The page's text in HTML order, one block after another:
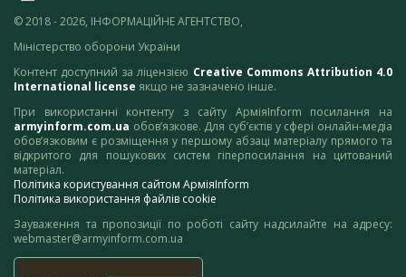
© 2018 - 2026, ІНФОРМАЦІЙНЕ АГЕНТСТВО,
Міністерство оборони України
Контент доступний за ліцензією Creative Commons Attribution 4.0
International license якщо не зазначено інше.
При використанні контенту з сайту АрміяInform посилання на
armyinform.com.ua обов’язкове. Для суб’єктів у сфері онлайн-медіа
обов’язковим є розміщення у першому абзаці матеріалу прямого та
відкритого для пошукових систем гіперпосилання на цитований
матеріал.
Політика користування сайтом АрміяInform
Політика використання файлів cookie
Зауваження та пропозиції по роботі сайту надсилайте на адресу:
webmaster@armyinform.com.ua